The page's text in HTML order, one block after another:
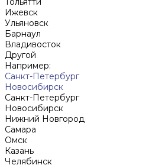
Ижевск
Ульяновск
Барнаул
Владивосток
Другой
Например:
Санкт-Петербург
Новосибирск
Санкт-Петербург
Новосибирск
Нижний Новгород
Cамара
Омск
Казань
Челябинск